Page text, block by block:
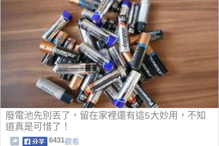
廢電池先別丟了，留在家裡還有這5大妙用，不知
道真是可惜了！
6431觀看